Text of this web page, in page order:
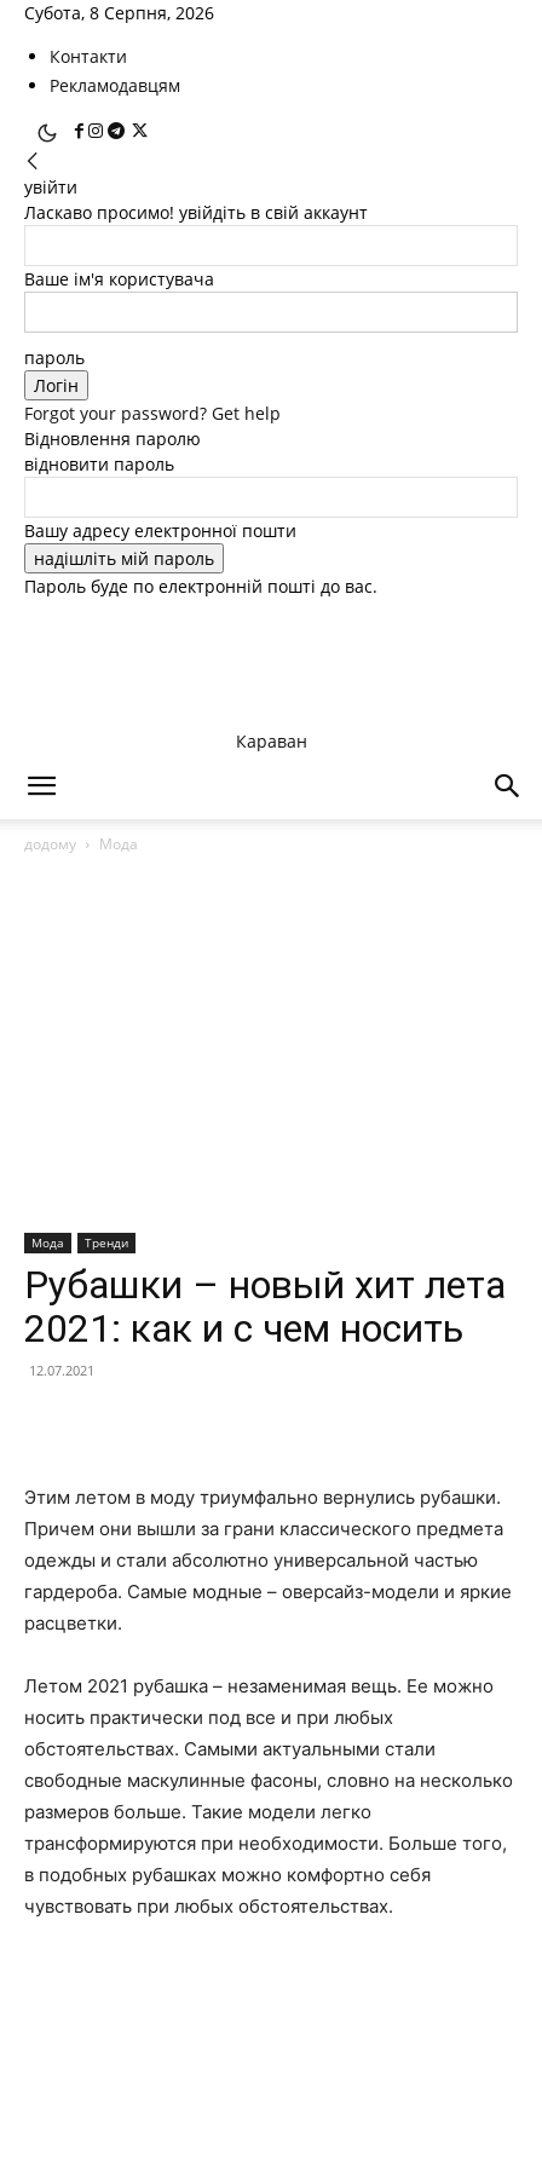
Субота, 8 Серпня, 2026
Контакти
Рекламодавцям
увійти
Ласкаво просимо! увійдіть в свій аккаунт
Ваше ім'я користувача
пароль
Forgot your password? Get help
Відновлення паролю
відновити пароль
Вашу адресу електронної пошти
Пароль буде по електронній пошті до вас.
Караван
додому Мода
Мода Тренди
Рубашки – новый хит лета
2021: как и с чем носить
12.07.2021
Этим летом в моду триумфально вернулись рубашки.
Причем они вышли за грани классического предмета
одежды и стали абсолютно универсальной частью
гардероба. Самые модные – оверсайз-модели и яркие
расцветки.
Летом 2021 рубашка – незаменимая вещь. Ее можно
носить практически под все и при любых
обстоятельствах. Самыми актуальными стали
свободные маскулинные фасоны, словно на несколько
размеров больше. Такие модели легко
трансформируются при необходимости. Больше того,
в подобных рубашках можно комфортно себя
чувствовать при любых обстоятельствах.